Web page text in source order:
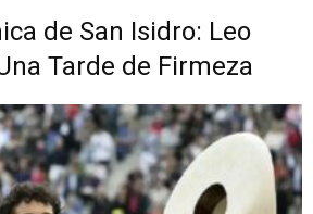
de San Isidro: Leo
Tarde de Firmeza